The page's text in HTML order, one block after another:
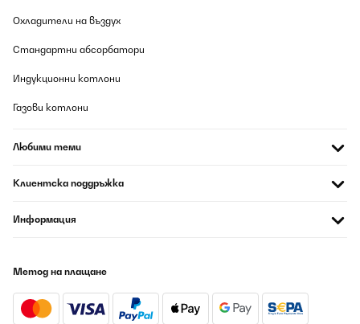
Охладители на въздух
Стандартни абсорбатори
Индукционни котлони
Газови котлони
Любими теми
Клиентска поддръжка
Информация
Метод на плащане